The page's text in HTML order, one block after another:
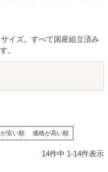
イズ。すべて国産組立済み
。
安い順 価格が高い順
14件中 1-14件表示